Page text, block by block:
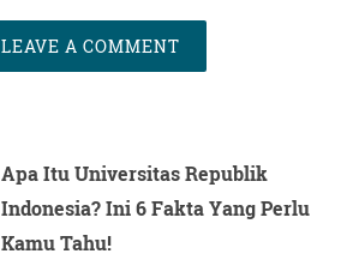
LEAVE A COMMENT
Apa Itu Universitas Republik
Indonesia? Ini 6 Fakta Yang Perlu
Kamu Tahu!